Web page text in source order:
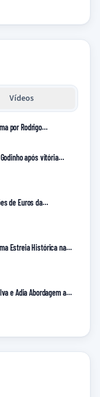
Vídeos
por Rodrigo…
após vitória…
de Euros da…
Estreia Histórica na…
e Adia Abordagem a…